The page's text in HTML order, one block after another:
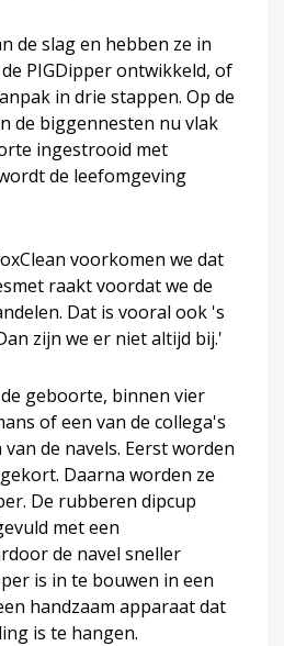
de slag en hebben ze in
PIGDipper ontwikkeld, of
in drie stappen. Op de
de biggennesten nu vlak
ingestrooid met
de leefomgeving
voorkomen we dat
raakt voordat we de
Dat is vooral ook 's
zijn we er niet altijd bij.'
geboorte, binnen vier
of een van de collega's
de navels. Eerst worden
Daarna worden ze
De rubberen dipcup
met een
de navel sneller
is in te bouwen in een
handzaam apparaat dat
is te hangen.